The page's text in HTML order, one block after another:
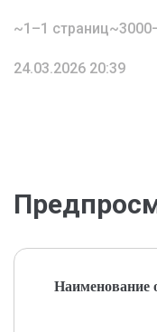
~1–1 страниц
24.03.2026 20:39
Наименование